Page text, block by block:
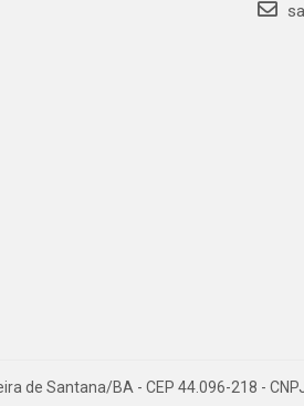
de Santana/BA - CEP 44.096-218 -